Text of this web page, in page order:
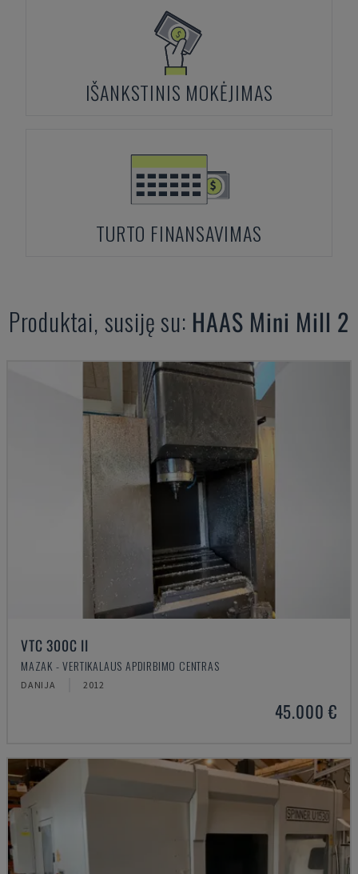
IŠANKSTINIS MOKĖJIMAS
TURTO FINANSAVIMAS
Produktai, susiję su: HAAS Mini Mill 2
VTC 300C II
MAZAK - VERTIKALAUS APDIRBIMO CENTRAS
DANIJA 2012
45.000 €